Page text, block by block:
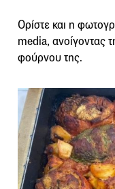
Ορίστε και η
media, ανοίγοντας
φούρνου της.